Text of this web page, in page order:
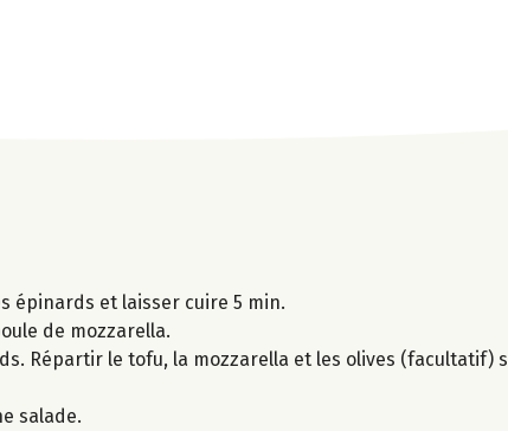
épinards et laisser cuire 5 min.
de mozzarella.
Répartir le tofu, la mozzarella et les olives (facultatif)
salade.